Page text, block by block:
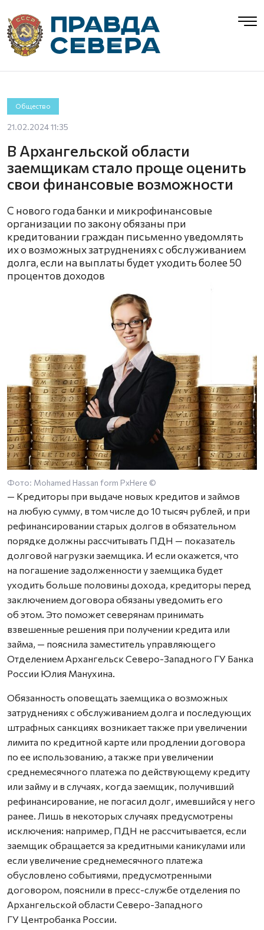
Общество
21.02.2024 11:35
В Архангельской области
заемщикам стало проще оценить
свои финансовые возможности
С нового года банки и микрофинансовые
организации по закону обязаны при
кредитовании граждан письменно уведомлять
их о возможных затруднениях с обслуживанием
долга, если на выплаты будет уходить более 50
процентов доходов
Фото: Mohamed Hassan form PxHere ©
— Кредиторы при выдаче новых кредитов и займов
на любую сумму, в том числе до 10 тысяч рублей, и при
рефинансировании старых долгов в обязательном
порядке должны рассчитывать ПДН — показатель
долговой нагрузки заемщика. И если окажется, что
на погашение задолженности у заемщика будет
уходить больше половины дохода, кредиторы перед
заключением договора обязаны уведомить его
об этом. Это поможет северянам принимать
взвешенные решения при получении кредита или
займа, — пояснила заместитель управляющего
Отделением Архангельск Северо-Западного ГУ Банка
России Юлия Манухина.
Обязанность оповещать заемщика о возможных
затруднениях с обслуживанием долга и последующих
штрафных санкциях возникает также при увеличении
лимита по кредитной карте или продлении договора
по ее использованию, а также при увеличении
среднемесячного платежа по действующему кредиту
или займу и в случаях, когда заемщик, получивший
рефинансирование, не погасил долг, имевшийся у него
ранее. Лишь в некоторых случаях предусмотрены
исключения: например, ПДН не рассчитывается, если
заемщик обращается за кредитными каникулами или
если увеличение среднемесячного платежа
обусловлено событиями, предусмотренными
договором, пояснили в пресс-службе отделения по
Архангельской области Северо-Западного
ГУ Центробанка России.